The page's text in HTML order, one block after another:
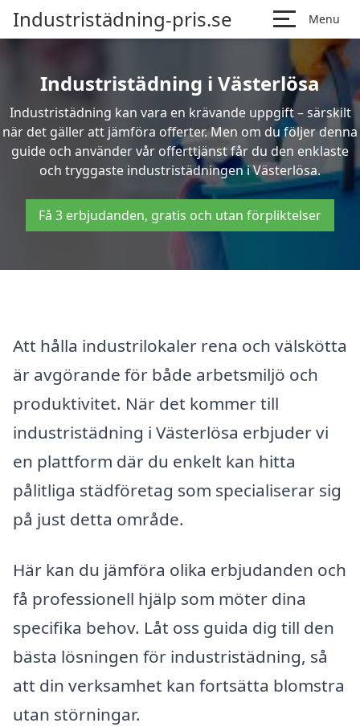
Industristädning-pris.se Menu
Industristädning i Västerlösa
Industristädning kan vara en krävande uppgift – särskilt
när det gäller att jämföra offerter. Men om du följer denna
guide och använder vår offerttjänst får du den enklaste
och tryggaste industristädningen i Västerlösa.
Få 3 erbjudanden, gratis och utan förpliktelser
Att hålla industrilokaler rena och välskötta
är avgörande för både arbetsmiljö och
produktivitet. När det kommer till
industristädning i Västerlösa erbjuder vi
en plattform där du enkelt kan hitta
pålitliga städföretag som specialiserar sig
på just detta område.
Här kan du jämföra olika erbjudanden och
få professionell hjälp som möter dina
specifika behov. Låt oss guida dig till den
bästa lösningen för industristädning, så
att din verksamhet kan fortsätta blomstra
utan störningar.